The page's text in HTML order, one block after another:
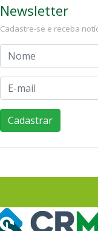
Newsletter
Cadastre-se e receba